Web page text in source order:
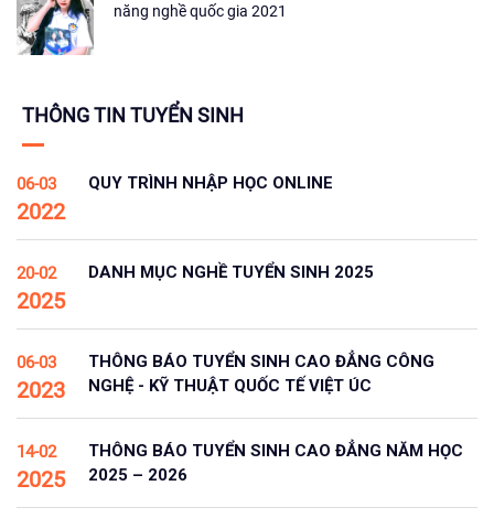
năng nghề quốc gia 2021
THÔNG TIN TUYỂN SINH
06-03
2022
QUY TRÌNH NHẬP HỌC ONLINE
20-02
2025
DANH MỤC NGHỀ TUYỂN SINH 2025
06-03
2023
THÔNG BÁO TUYỂN SINH CAO ĐẲNG CÔNG
NGHỆ - KỸ THUẬT QUỐC TẾ VIỆT ÚC
14-02
2025
THÔNG BÁO TUYỂN SINH CAO ĐẲNG NĂM HỌC
2025 – 2026